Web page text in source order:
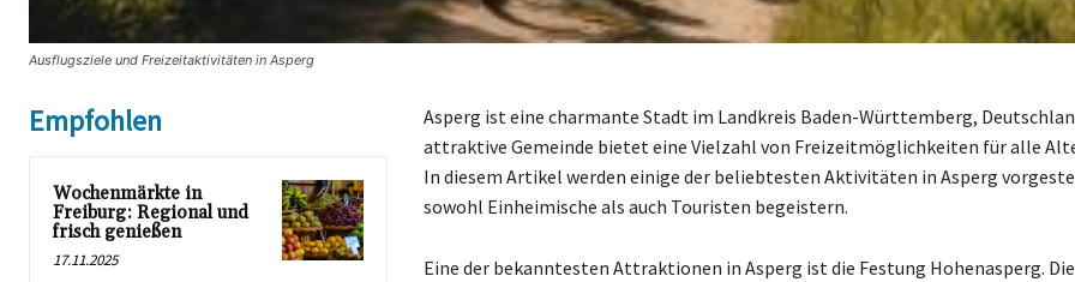
Ausflugsziele und Freizeitaktivitäten in Asperg
Empfohlen
Wochenmärkte in
Freiburg: Regional und
frisch genießen
17.11.2025
Asperg ist eine charmante Stadt im Landkreis Baden-Württemberg,
attraktive Gemeinde bietet eine Vielzahl von Freizeitmöglichkeiten für alle
In diesem Artikel werden einige der beliebtesten Aktivitäten in Asperg
sowohl Einheimische als auch Touristen begeistern.
Eine der bekanntesten Attraktionen in Asperg ist die Festung Hohenasperg.